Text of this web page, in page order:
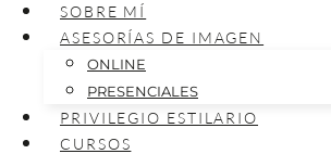
SOBRE MÍ
ASESORÍAS DE IMAGEN
ONLINE
PRESENCIALES
PRIVILEGIO ESTILARIO
CURSOS